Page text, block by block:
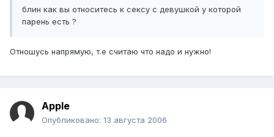
блин как вы относитесь к сексу с девушкой у которой
парень есть ?
Отношусь напрямую, т.е считаю что надо и нужно!
Apple
Опубликовано: 13 августа 2006